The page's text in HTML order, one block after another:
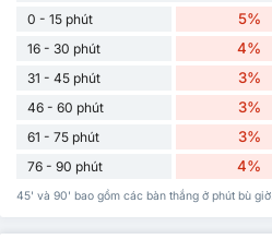
0 - 15 phút
5%
16 - 30 phút 4%
31 - 45 phút 3%
46 - 60 phút 3%
61 - 75 phút 3%
76 - 90 phút 4%
45' và 90' bao gồm các bàn thắng ở phút bù giờ.